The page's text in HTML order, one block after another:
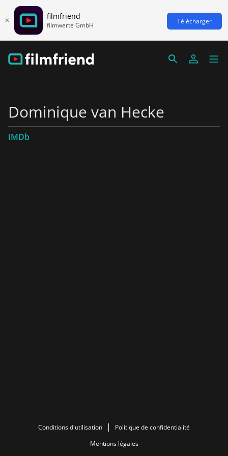
filmfriend
filmwerte GmbH Télécharger
Dominique van Hecke
IMDb
Conditions d'utilisation
Politique de confidentialité
Mentions légales